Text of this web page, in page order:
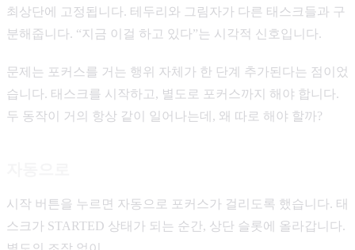
최상단에 고정됩니다. 테두리와 그림자가 다른 태스크들과 구
분해줍니다. “지금 이걸 하고 있다”는 시각적 신호입니다.
문제는 포커스를 거는 행위 자체가 한 단계 추가된다는 점이었
습니다. 태스크를 시작하고, 별도로 포커스까지 해야 합니다.
두 동작이 거의 항상 같이 일어나는데, 왜 따로 해야 할까?
시작 버튼을 누르면 자동으로 포커스가 걸리도록 했습니다. 태
스크가 STARTED 상태가 되는 순간, 상단 슬롯에 올라갑니다.